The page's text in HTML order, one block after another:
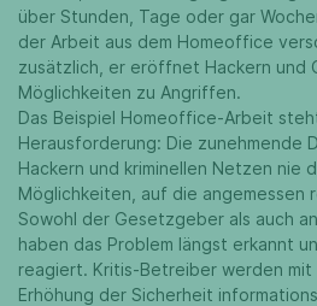
über Stunden, Tage oder gar
der Arbeit aus dem Homeoffice
zusätzlich, er eröffnet Hackern und
Möglichkeiten zu Angriffen.
Das Beispiel Homeoffice-Arbeit
Herausforderung: Die zunehmende
Hackern und kriminellen Netzen nie
Möglichkeiten, auf die angemessen
Sowohl der Gesetzgeber als auch
haben das Problem längst erkannt
reagiert. Kritis-Betreiber werden
Erhöhung der Sicherheit